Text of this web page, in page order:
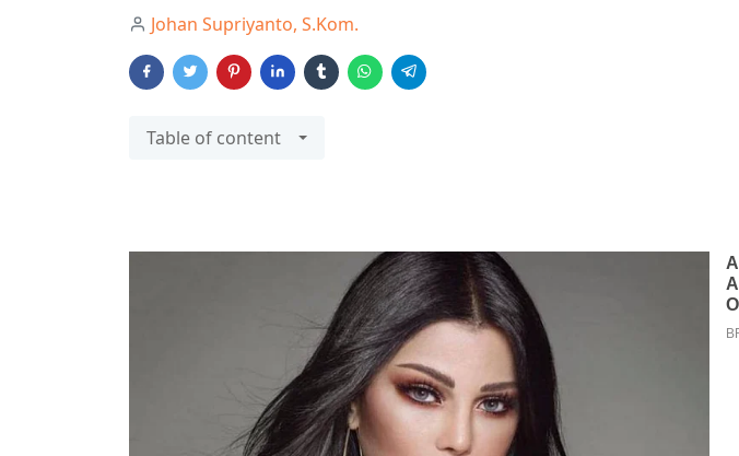
Johan Supriyanto, S.Kom.
Table of content